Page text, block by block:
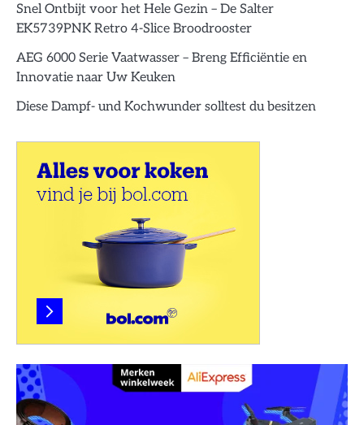
Snel Ontbijt voor het Hele Gezin – De Salter
EK5739PNK Retro 4-Slice Broodrooster
AEG 6000 Serie Vaatwasser – Breng Efficiëntie en
Innovatie naar Uw Keuken
Diese Dampf- und Kochwunder solltest du besitzen